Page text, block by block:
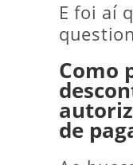
E foi aí
Como
de